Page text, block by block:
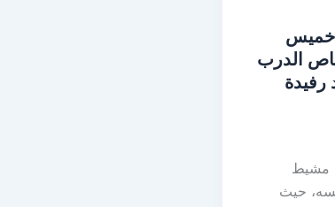
خميس
الدرب
رفيدة
مشيط
حيث